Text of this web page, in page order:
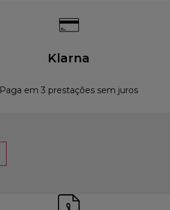
Klarna
Paga em 3 prestações sem juros